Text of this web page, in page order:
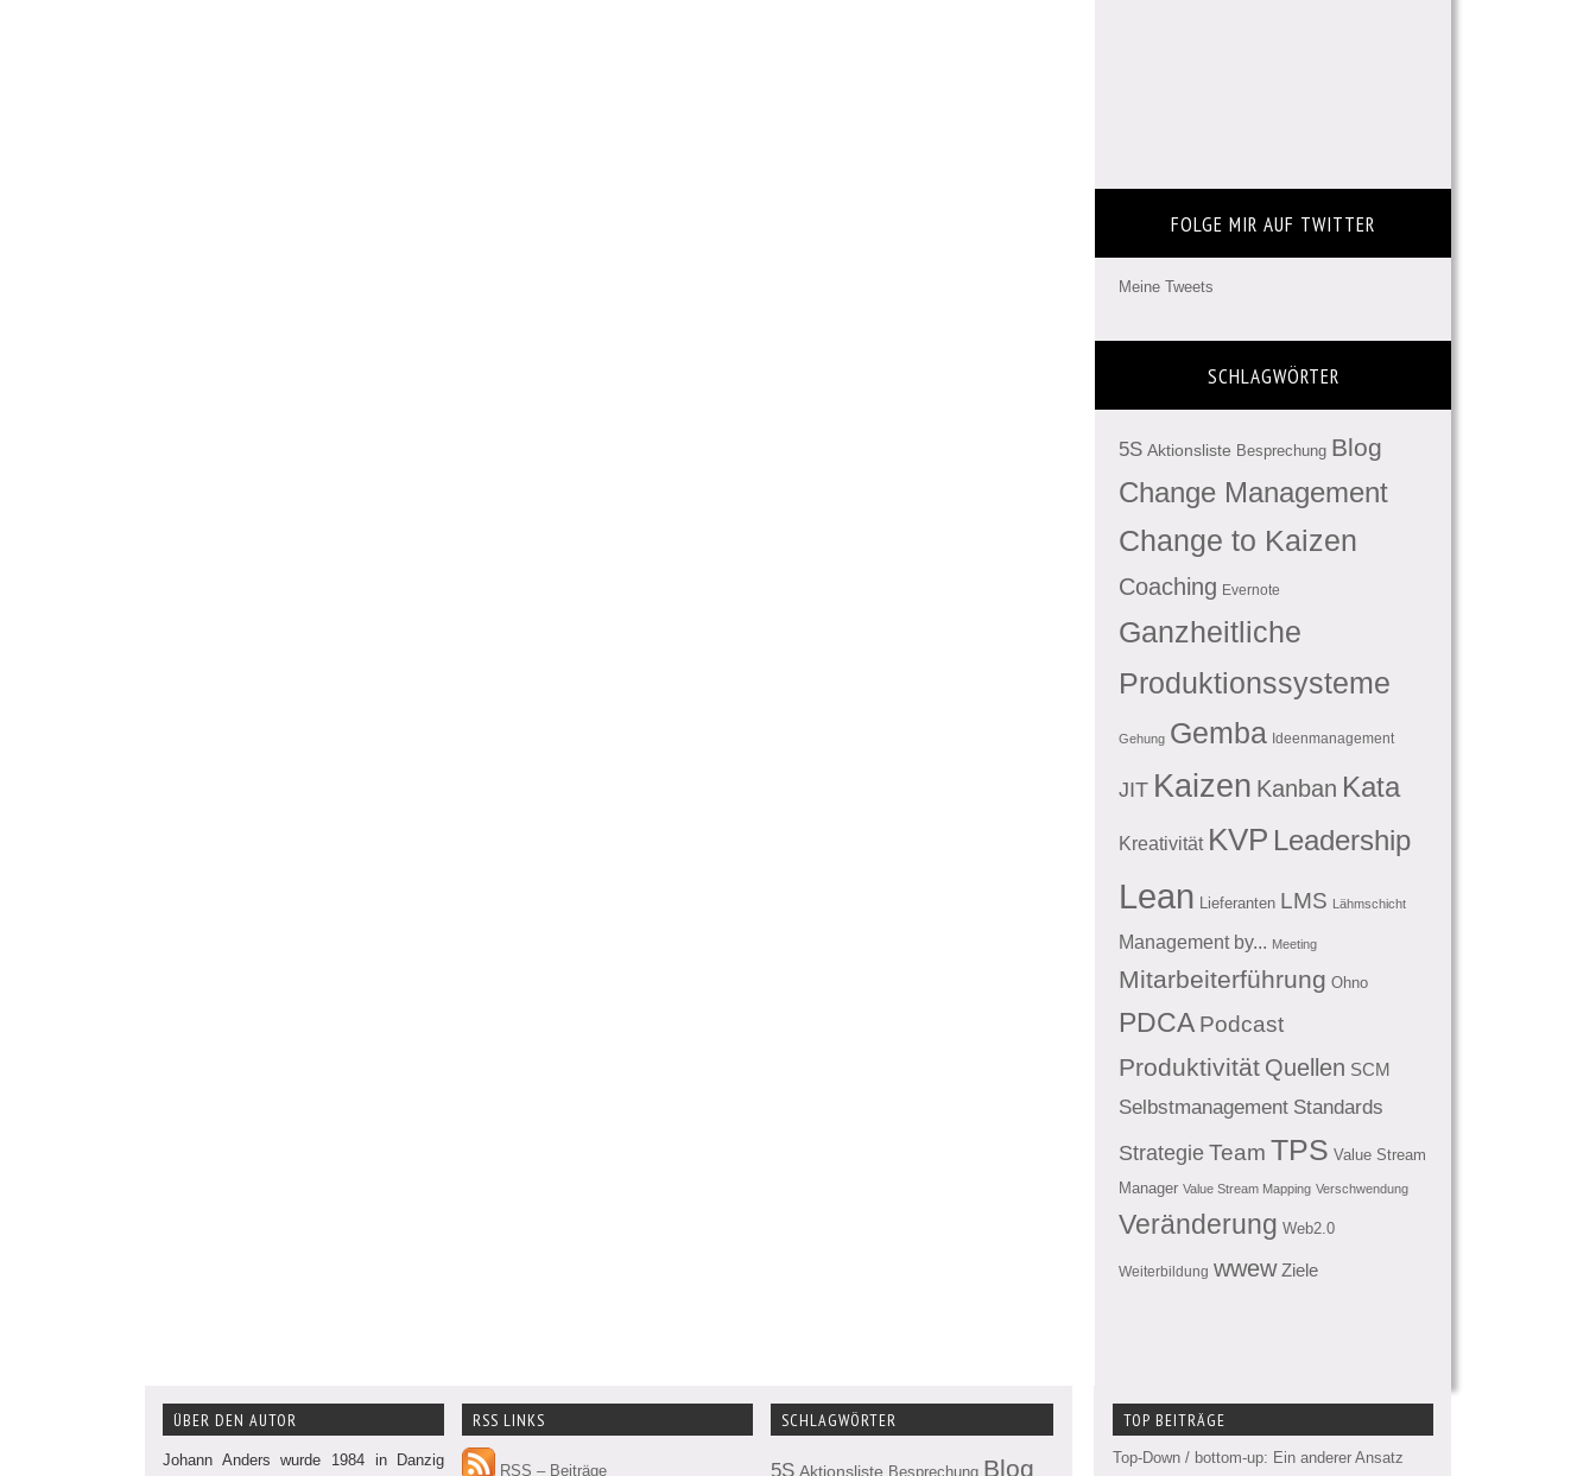
FOLGE MIR AUF TWITTER
Meine Tweets
SCHLAGWÖRTER
5S Aktionsliste Besprechung Blog
Change Management
Change to Kaizen
Coaching Evernote
Ganzheitliche
Produktionssysteme
Gehung Gemba Ideenmanagement
JIT Kaizen Kanban Kata
Kreativität KVP Leadership
Lean Lieferanten LMS Lähmschicht
Management by... Meeting
Mitarbeiterführung Ohno
PDCA Podcast
Produktivität Quellen SCM
Selbstmanagement Standards
Strategie Team TPS Value Stream
Manager Value Stream Mapping Verschwendung
Veränderung Web2.0
Weiterbildung wwew Ziele
ÜBER DEN AUTOR
Johann Anders wurde 1984 in Danzig
RSS LINKS
RSS – Beiträge
SCHLAGWÖRTER
5S Aktionsliste Besprechung Blog
TOP BEITRÄGE
Top-Down / bottom-up: Ein anderer Ansatz